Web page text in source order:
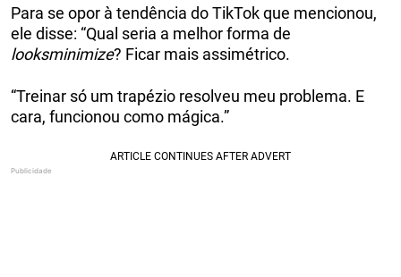
Para se opor à tendência do TikTok que mencionou,
ele disse: “Qual seria a melhor forma de
looksminimize? Ficar mais assimétrico.
“Treinar só um trapézio resolveu meu problema. E
cara, funcionou como mágica.”